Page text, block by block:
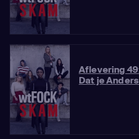
Aflevering
Dat je